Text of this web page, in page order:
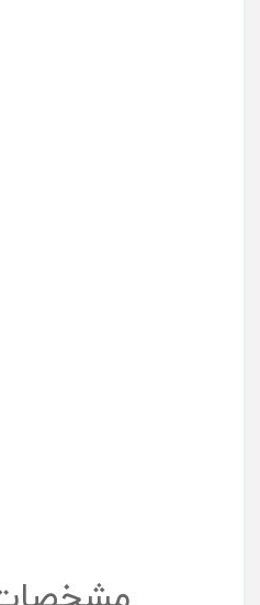
ضدانعکاس نور